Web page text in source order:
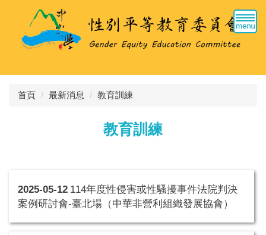
容
首頁 最新消息 教育訓練
教育訓練
2025-05-12 114年度性侵害或性騷擾事件法院判決
案例研討會-臺北場（中華非營利組織發展協會）